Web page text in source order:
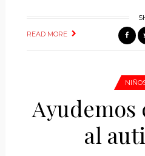
READ MORE
Ayudemos
al